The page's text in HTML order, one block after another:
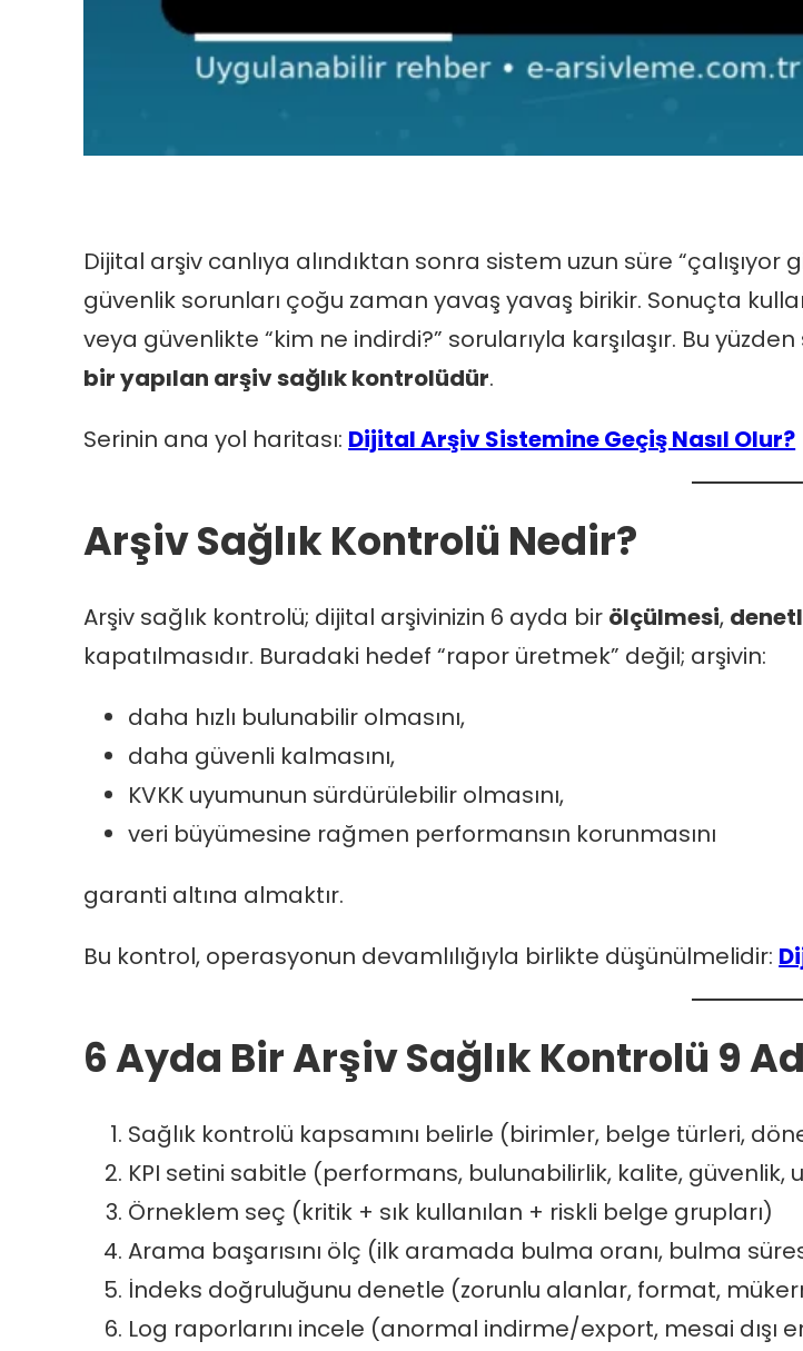
Dijital arşiv canlıya alındıktan sonra sistem uzun süre
güvenlik sorunları çoğu zaman yavaş yavaş birikir. Sonuçta
veya güvenlikte “kim ne indirdi?” sorularıyla karşılaşır. Bu
bir yapılan arşiv sağlık kontrolüdür.
Serinin ana yol haritası: Dijital Arşiv Sistemine Geçiş Nasıl Olur?
Arşiv Sağlık Kontrolü Nedir?
Arşiv sağlık kontrolü; dijital arşivinizin 6 ayda bir ölçülmesi,
kapatılmasıdır. Buradaki hedef “rapor üretmek” değil; arşivin:
daha hızlı bulunabilir olmasını,
daha güvenli kalmasını,
KVKK uyumunun sürdürülebilir olmasını,
veri büyümesine rağmen performansın korunmasını
garanti altına almaktır.
Bu kontrol, operasyonun devamlılığıyla birlikte düşünülmelidir:
6 Ayda Bir Arşiv Sağlık Kontrolü 9
Sağlık kontrolü kapsamını belirle (birimler, belge türleri,
KPI setini sabitle (performans, bulunabilirlik, kalite, güvenlik,
Örneklem seç (kritik + sık kullanılan + riskli belge grupları)
Arama başarısını ölç (ilk aramada bulma oranı, bulma
İndeks doğruluğunu denetle (zorunlu alanlar, format,
Log raporlarını incele (anormal indirme/export, mesai dışı